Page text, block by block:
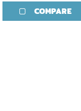
COMPARE